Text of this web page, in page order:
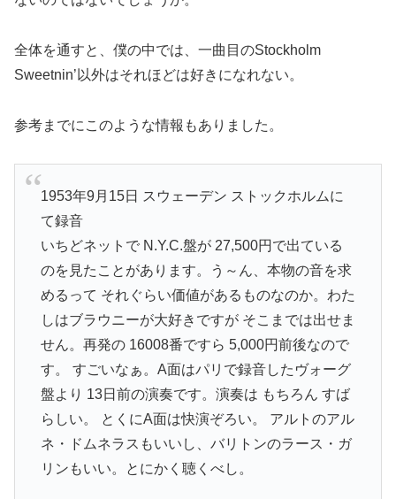
全体を通すと、僕の中では、一曲目のStockholm
Sweetnin’以外はそれほどは好きになれない。
参考までにこのような情報もありました。
1953年9月15日 スウェーデン ストックホルムに
て録音
いちどネットで N.Y.C.盤が 27,500円で出ている
のを見たことがあります。う～ん、本物の音を求
めるって それぐらい価値があるものなのか。わた
しはブラウニーが大好きですが そこまでは出せま
せん。再発の 16008番ですら 5,000円前後なので
す。 すごいなぁ。A面はパリで録音したヴォーグ
盤より 13日前の演奏です。演奏は もちろん すば
らしい。 とくにA面は快演ぞろい。 アルトのアル
ネ・ドムネラスもいいし、バリトンのラース・ガ
リンもいい。とにかく聴くべし。